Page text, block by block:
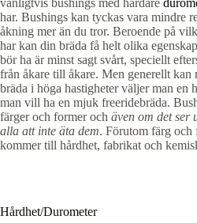
vanligtvis bushings med hårdare
har. Bushings kan tyckas vara mindre
åkning mer än du tror. Beroende på
har kan din bräda få helt olika
bör ha är minst sagt svårt, speciellt
från åkare till åkare. Men generellt kan
bräda i höga hastigheter väljer man en
man vill ha en mjuk freeridebräda.
färger och former och även om det ser
alla att inte äta dem. Förutom färg och
kommer till hårdhet, fabrikat och
Hårdhet/Durometer